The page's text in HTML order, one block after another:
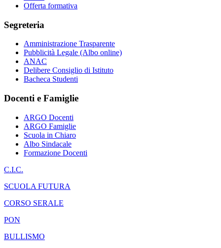
Offerta formativa
Segreteria
Amministrazione Trasparente
Pubblicità Legale (Albo online)
ANAC
Delibere Consiglio di Istituto
Bacheca Studenti
Docenti e Famiglie
ARGO Docenti
ARGO Famiglie
Scuola in Chiaro
Albo Sindacale
Formazione Docenti
C.I.C.
SCUOLA FUTURA
CORSO SERALE
PON
BULLISMO